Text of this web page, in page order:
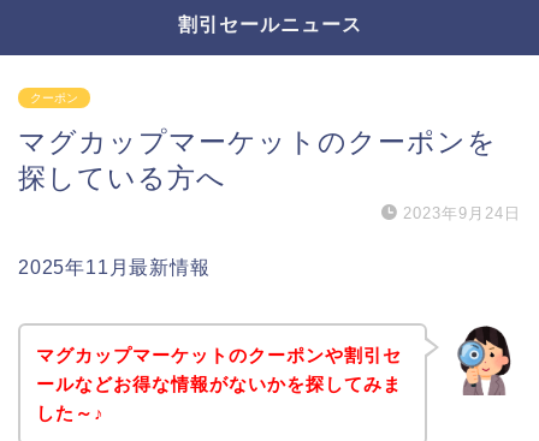
割引セールニュース
クーポン
マグカップマーケットのクーポンを
探している方へ
2023年9月24日
2025年11月最新情報
マグカップマーケットのクーポンや割引セ
ールなどお得な情報がないかを探してみま
した～♪